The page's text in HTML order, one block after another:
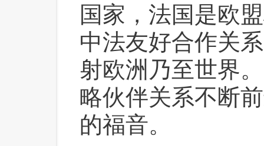
国家，法国是欧
中法友好合作关
射欧洲乃至世界
略伙伴关系不断
的福音。